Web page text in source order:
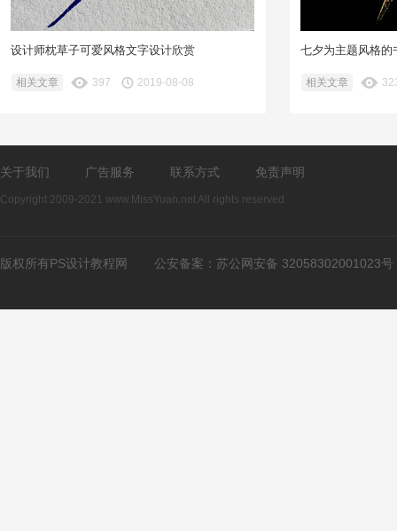
设计师枕草子可爱风格文字设计欣赏
相关文章 397 2019-08-08
七夕为主题风格的
相关文章
关于我们 广告服务 联系方式 免责声明
Copyright 2009-2021 www.MissYuan.net All rights reserved.
版权所有PS设计教程网 公安备案： 苏公网安备 32058302001023号